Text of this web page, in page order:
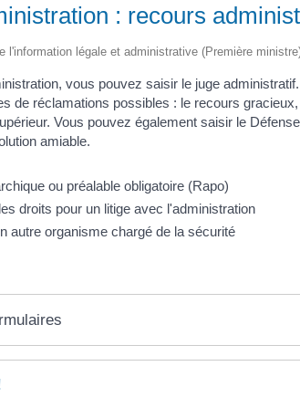
: recours
l'information légale et administrative (Première
vous pouvez saisir le juge
de réclamations possibles : le recours
Vous pouvez également saisir le
amiable.
ou préalable obligatoire (Rapo)
droits pour un litige avec l'administration
autre organisme chargé de la sécurité